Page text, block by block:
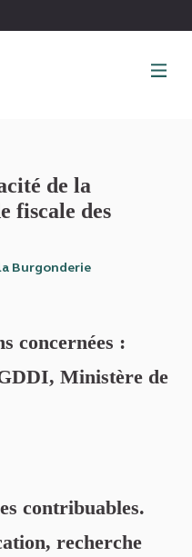
de la
fiscale des
Burgonderie
concernées :
Ministère de
contribuables.
recherche